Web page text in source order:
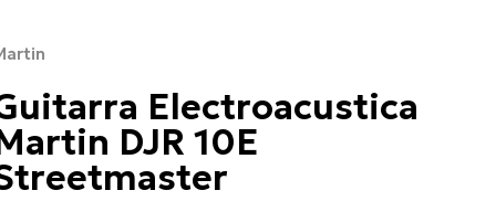
Electroacustica
DJR 10E